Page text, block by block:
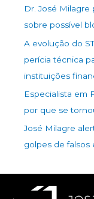
Dr. José Milagre
sobre possível
A evolução do
perícia técnica
instituições
Especialista em
por que se
José Milagre
golpes de falsos